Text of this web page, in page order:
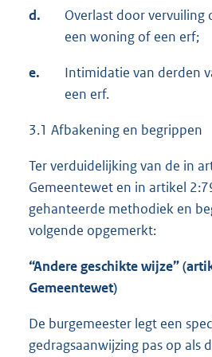
d.
Overlast door vervuiling
een woning of een erf;
e.
Intimidatie van derden
een erf.
3.1 Afbakening en begrippen
Ter verduidelijking van de in
Gemeentewet en in artikel
gehanteerde methodiek en
volgende opgemerkt:
“Andere geschikte wijze”
Gemeentewet)
De burgemeester legt een
gedragsaanwijzing pas op als